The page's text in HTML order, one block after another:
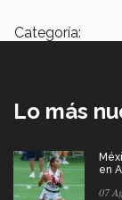
Categoría:
Lo más
en
07